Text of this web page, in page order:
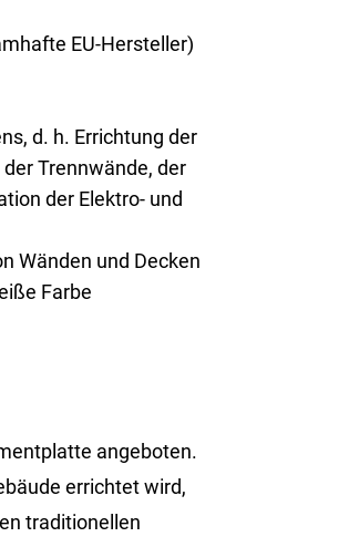
EU-Hersteller)
d. h. Errichtung der
Trennwände, der
der Elektro- und
Wänden und Decken
Farbe
angeboten.
errichtet wird,
traditionellen